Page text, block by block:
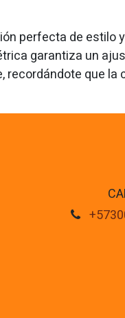
perfecta de
garantiza un
que